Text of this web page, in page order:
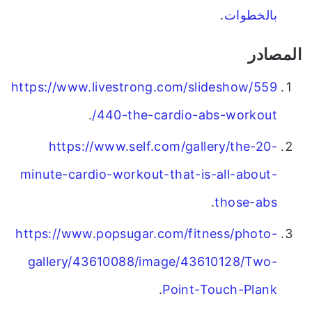
بالخطوات.
المصادر
https://www.livestrong.com/slideshow/559
440-the-cardio-abs-workout/
.
https://www.self.com/gallery/the-20-
minute-cardio-workout-that-is-all-about-
those-abs
.
https://www.popsugar.com/fitness/photo-
gallery/43610088/image/43610128/Two-
Point-Touch-Plank
.